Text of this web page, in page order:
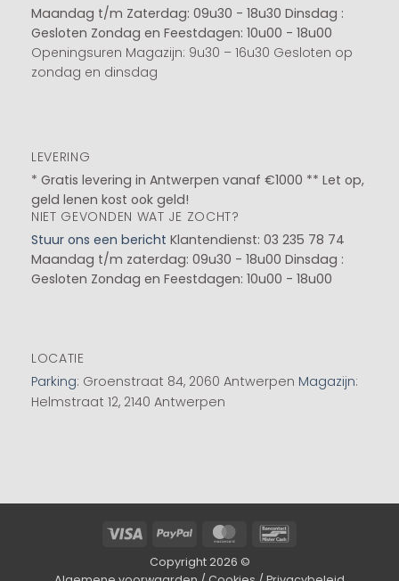
Maandag t/m Zaterdag: 09u30 - 18u30 Dinsdag :
Gesloten Zondag en Feestdagen: 10u00 - 18u00
Openingsuren Magazijn: 9u30 – 16u30 Gesloten op
zondag en dinsdag
LEVERING
* Gratis levering in Antwerpen vanaf €1000 ** Let op,
geld lenen kost ook geld!
NIET GEVONDEN WAT JE ZOCHT?
Stuur ons een bericht Klantendienst: 03 235 78 74
Maandag t/m zaterdag: 09u30 - 18u00 Dinsdag :
Gesloten Zondag en Feestdagen: 10u00 - 18u00
LOCATIE
Parking: Groenstraat 84, 2060 Antwerpen Magazijn:
Helmstraat 12, 2140 Antwerpen
Visa PayPal MasterCard
Copyright 2026 ©